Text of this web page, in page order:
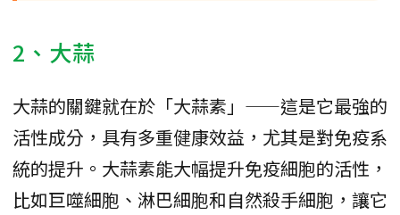
2、大蒜
大蒜的關鍵就在於「大蒜素」——這是它最強的
活性成分，具有多重健康效益，尤其是對免疫系
統的提升。大蒜素能大幅提升免疫細胞的活性，
比如巨噬細胞、淋巴細胞和自然殺手細胞，讓它